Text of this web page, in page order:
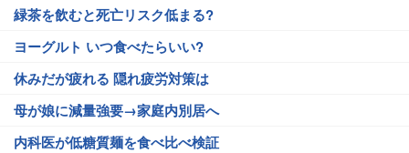
緑茶を飲むと死亡リスク低まる?
ヨーグルト いつ食べたらいい?
休みだが疲れる 隠れ疲労対策は
母が娘に減量強要→家庭内別居へ
内科医が低糖質麺を食べ比べ検証